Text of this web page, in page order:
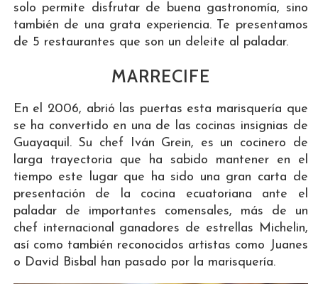
solo permite disfrutar de buena gastronomía, sino
también de una grata experiencia. Te presentamos
de 5 restaurantes que son un deleite al paladar.
MARRECIFE
En el 2006, abrió las puertas esta marisquería que
se ha convertido en una de las cocinas insignias de
Guayaquil. Su chef Iván Grein, es un cocinero de
larga trayectoria que ha sabido mantener en el
tiempo este lugar que ha sido una gran carta de
presentación de la cocina ecuatoriana ante el
paladar de importantes comensales, más de un
chef internacional ganadores de estrellas Michelin,
así como también reconocidos artistas como Juanes
o David Bisbal han pasado por la marisquería.